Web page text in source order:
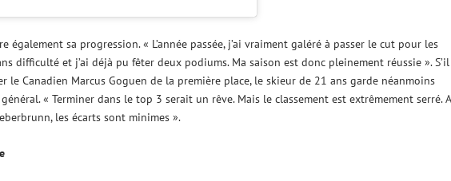
également sa progression. « L’année passée, j’ai vraiment galéré à passer le cut pour les
difficulté et j’ai déjà pu fêter deux podiums. Ma saison est donc pleinement réussie ». S’il
le Canadien Marcus Goguen de la première place, le skieur de 21 ans garde néanmoins
« Terminer dans le top 3 serait un rêve. Mais le classement est extrêmement serré.
les écarts sont minimes ».